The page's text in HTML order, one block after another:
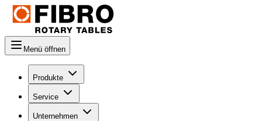
Menü öffnen
Produkte
Service
Unternehmen